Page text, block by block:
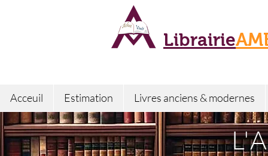
Librairie
Acceuil Estimation Livres anciens & modernes